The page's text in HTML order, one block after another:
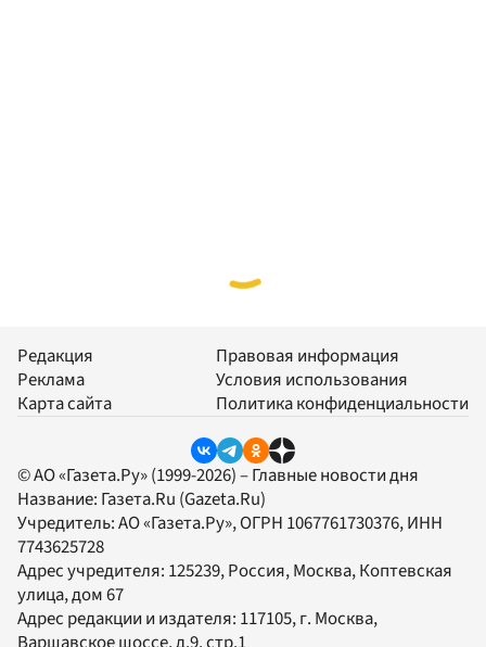
Редакция
Реклама
Карта сайта
Правовая информация
Условия использования
Политика конфиденциальности
© АО «Газета.Ру» (1999-2026) – Главные новости дня
Название: Газета.Ru (Gazeta.Ru)
Учредитель:АО «Газета.Ру», ОГРН 1067761730376, ИНН
7743625728
Адрес учредителя: 125239, Россия, Москва, Коптевская
улица, дом 67
Адрес редакции и издателя: 117105, г. Москва,